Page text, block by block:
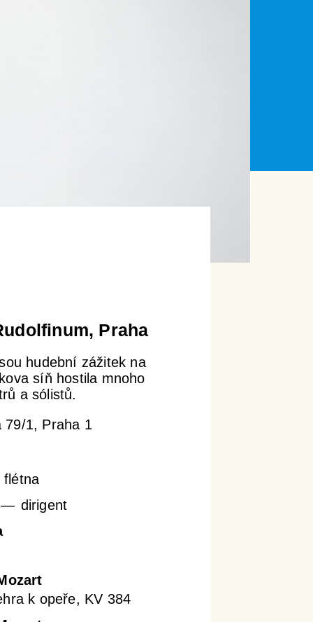
Praha
hudební zážitek na
síň hostila mnoho
a sólistů.
79/1, Praha 1
flétna
dirigent
k opeře, KV 384